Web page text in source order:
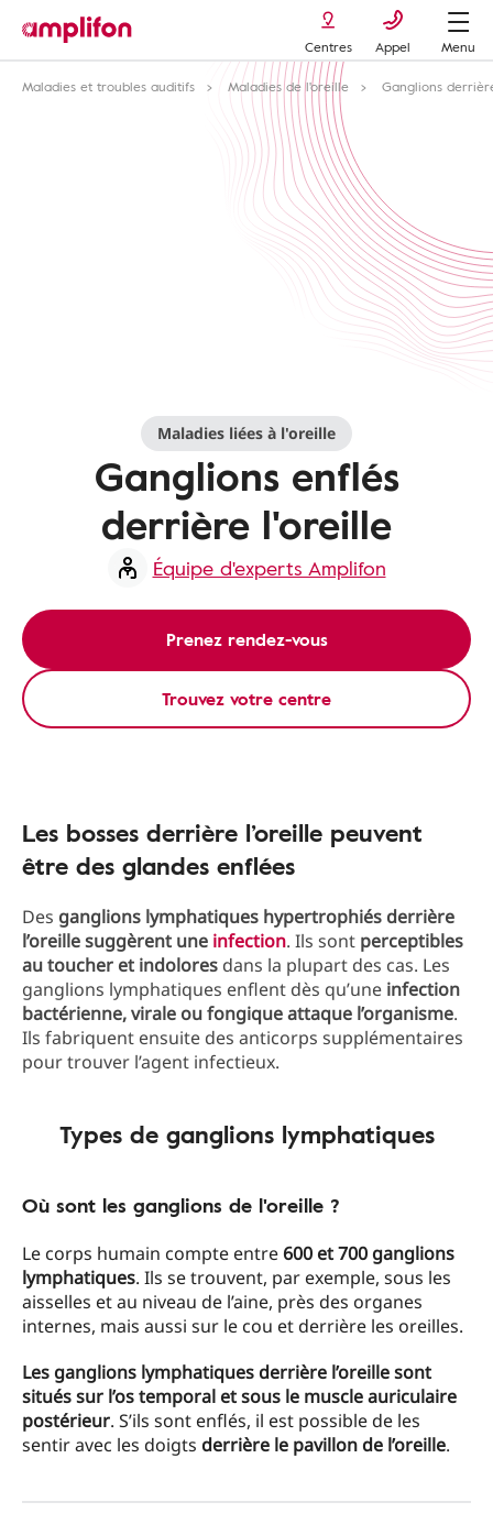
Centres Appel
Menu
Maladies et troubles auditifs
Maladies de l'oreille Ganglions
Maladies liées à l'oreille
Ganglions enflés
derrière l'oreille
Équipe d'experts Amplifon
Prenez rendez-vous
Trouvez votre centre
Les bosses derrière l’oreille peuvent
être des glandes enflées
Des ganglions lymphatiques hypertrophiés derrière
l’oreillesuggèrent une infection. Ils sont perceptibles
au toucher et indolores dans la plupart des cas. Les
ganglions lymphatiques enflent dès qu’une infection
bactérienne, virale ou fongique attaque l’organisme.
Ils fabriquent ensuite des anticorps supplémentaires
pour trouver l’agent infectieux.
Types de ganglions lymphatiques
Où sont les ganglions de l'oreille ?
Le corps humain compte entre 600 et 700 ganglions
lymphatiques. Ils se trouvent, par exemple, sous les
aisselles et au niveau de l’aine, près des organes
internes, mais aussi sur le cou et derrière les oreilles.
Les ganglions lymphatiques derrière l’oreille sont
situés sur l’os temporal et sous le muscle auriculaire
postérieur. S’ils sont enflés, il est possible de les
sentir avec les doigts derrière le pavillon de l’oreille.